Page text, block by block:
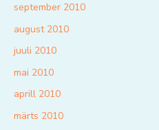
september 2010
august 2010
juuli 2010
mai 2010
aprill 2010
märts 2010